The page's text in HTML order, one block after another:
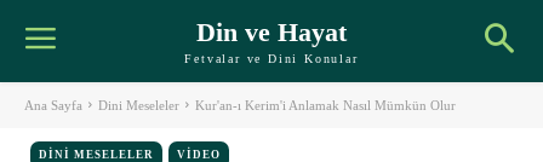
Din ve Hayat
Fetvalar ve Dini Konular
Ana Sayfa Dini Meseleler Kur'an-ı Kerim'i Anlamak Nasıl Mümkün Olur
DINI MESELELER VIDEO